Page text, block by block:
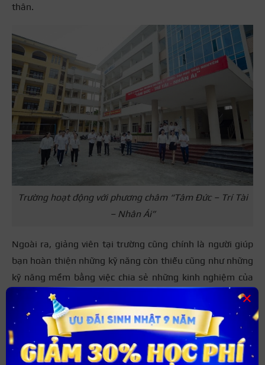
thân.
Trường hoạt động với phương châm “Tâm Đức – Trí Tài
– Nhân Ái”
Ngoài ra, giảng viên tại trường cũng chính là người giúp
bạn hoàn thiện những kỹ năng còn thiếu cũng như những
kỹ năng mềm bằng việc chia sẻ những kinh nghiệm của
bản thân. Bạn hoàn toàn có thể tự tin sẽ tìm được một
công việc tốt và mức lương ổn định sau khi ra trường.
Thông tin liên hệ
Địa chỉ: 284 Lương Ngọc Quyến, Quang Trung, Thành
×